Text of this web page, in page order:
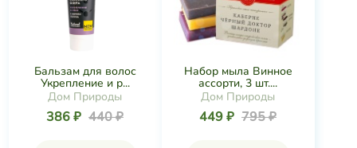
Бальзам для волос
Укрепление и р...
Дом Природы
386 ₽ 440 ₽
Набор мыла Винное
ассорти, 3 шт....
Дом Природы
449 ₽ 795 ₽